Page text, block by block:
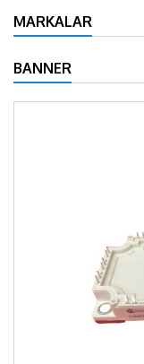
MARKALAR
BANNER